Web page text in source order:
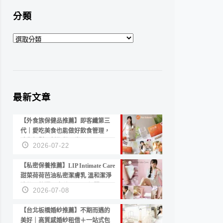
分類
分
最新文章
【外食族保健品推薦】即客纖第三
代｜愛吃美食也能做好飲食管理，
陪你輕鬆面對聚餐日常！
2026-07-22
【私密保養推薦】LIP Intimate Care
甜菜荷荷芭油私密潔膚乳 溫和潔淨
洗後不乾澀 不起泡反而更舒服！
2026-07-08
【台北板橋婚紗推薦】不期而遇的
美好｜高質感婚紗租借＋一站式包